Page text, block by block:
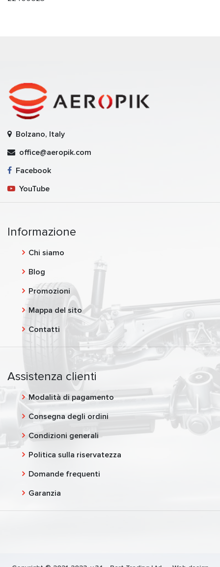
Bolzano, Italy
office@aeropik.com
Facebook
YouTube
Informazione
Chi siamo
Blog
Promozioni
Mappa del sito
Contatti
Assistenza clienti
Modalità di pagamento
Consegna degli ordini
Condizioni generali
Politica sulla riservatezza
Domande frequenti
Garanzia